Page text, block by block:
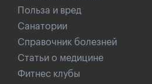
Польза и вред
Санатории
Справочник болезней
Статьи о медицине
Фитнес клубы